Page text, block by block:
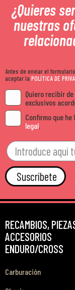
¿Quieres
nuestras
Antes de enviar el
aceptar la POLÍTICA DE
Quiero recibir
exclusivos
Confirmo que
legal.
Suscríbete
RECAMBIOS,
ACCESORIOS
ENDURO/CROSS
Carburación